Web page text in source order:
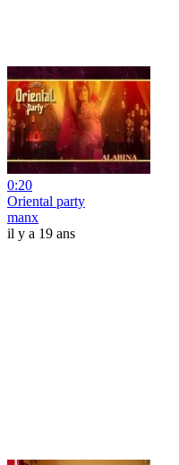
0:20
Oriental party
manx
il y a 19 ans